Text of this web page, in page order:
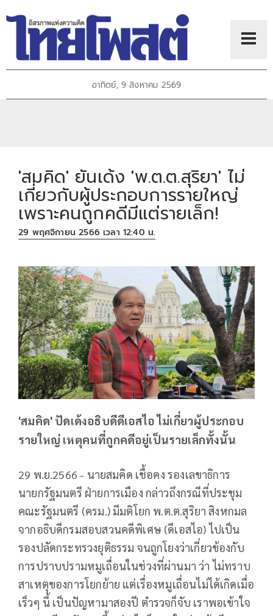
อาทิตย์, 9 สิงหาคม 2569
'สมคิด' ยันเด้ง 'พ.ต.ต.สุริยา' ไม่
เกี่ยวกับผู้ประกอบการรายใหญ่
เพราะคนถูกคดีมีแต่รายเล็ก!
29 พฤศจิกายน 2566 เวลา 12:40 น.
'สมคิด' ปัดเด้งอธิบดีดีเอสไอ ไม่เกี่ยวผู้ประกอบ
รายใหญ่ เหตุคนที่ถูกคดีอยู่เป็นรายเล็กทั้งนั้น
29 พ.ย.2566 - นายสมคิด เชื้อคง รองเลขาธิการ
นายกรัฐมนตรี ฝ่ายการเมือง กล่าวถึงกรณีที่ประชุม
คณะรัฐมนตรี (ครม.) มีมติโยก พ.ต.ต.สุริยา สิงหกมล
จากอธิบดีกรมสอบสวนคดีพิเศษ (ดีเอสไอ) ไปเป็น
รองปลัดกระทรวงยุติธรรม จนถูกโยงว่าเกี่ยวข้องกับ
การปราบปรามหมูเถื่อนในช่วงที่ผ่านมา ว่า ไม่ทราบ
สาเหตุของการโยกย้าย แต่เรื่องหมูเถื่อนไม่ได้เกิดเมื่อ
เร็วๆ นี้ เป็นปัญหามาสองปี ตำรวจก็จับ เราพอเข้าใจ